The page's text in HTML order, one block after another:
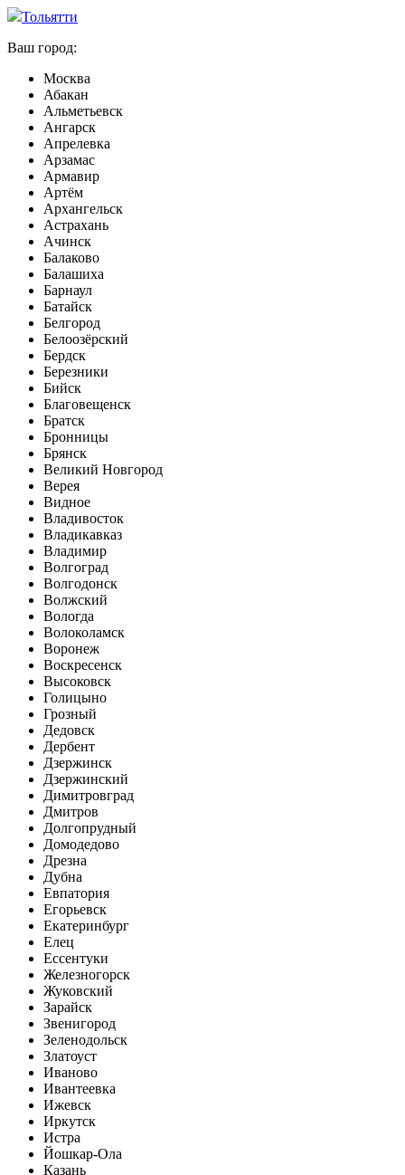
Тольятти
Ваш город:
Москва
Абакан
Альметьевск
Ангарск
Апрелевка
Арзамас
Армавир
Артём
Архангельск
Астрахань
Ачинск
Балаково
Балашиха
Барнаул
Батайск
Белгород
Белоозёрский
Бердск
Березники
Бийск
Благовещенск
Братск
Бронницы
Брянск
Великий Новгород
Верея
Видное
Владивосток
Владикавказ
Владимир
Волгоград
Волгодонск
Волжский
Вологда
Волоколамск
Воронеж
Воскресенск
Высоковск
Голицыно
Грозный
Дедовск
Дербент
Дзержинск
Дзержинский
Димитровград
Дмитров
Долгопрудный
Домодедово
Дрезна
Дубна
Евпатория
Егорьевск
Екатеринбург
Елец
Ессентуки
Железногорск
Жуковский
Зарайск
Звенигород
Зеленодольск
Златоуст
Иваново
Ивантеевка
Ижевск
Иркутск
Истра
Йошкар-Ола
Казань